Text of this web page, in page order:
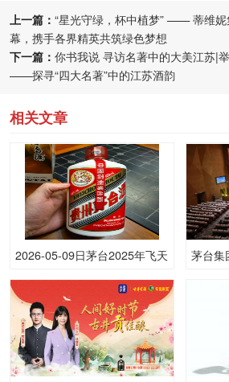
上一篇： “星光守绿，杯中植梦” —— 蒂维
幕，携手各界精英共筑绿色梦想
下一篇： 你书我说 寻访名著中的大美江苏|
——探寻“四大名著”中的江苏酒韵
相关文章
2026-05-09日茅台2025年飞天
(原)53.00度酒价格为1,700一
瓶，上涨 20元
茅台集